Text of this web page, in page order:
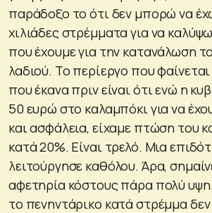
παράδοξο το ότι δεν μπορώ να
χιλιάδες στρέμματα για να
που έχουμε για την κατανάλωση
λαδιού. Το περίεργο που
που έκανα πριν είναι ότι ενώ η
50 ευρώ στο καλαμπόκι για να
και ασφάλεια, είχαμε πτώση του
κατά 20%. Είναι τρελό. Μια
λειτούργησε καθόλου. Άρα,
αφετηρία κόστους πάρα πολύ
το πενηντάρικο κατά στρέμμα